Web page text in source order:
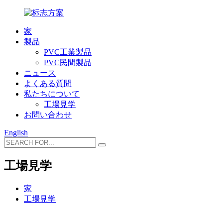
家
製品
PVC工業製品
PVC民間製品
ニュース
よくある質問
私たちについて
工場見学
お問い合わせ
English
工場見学
家
工場見学